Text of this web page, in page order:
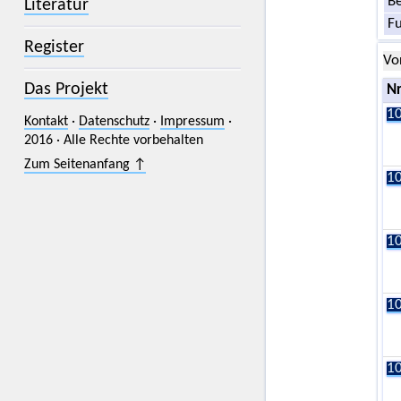
Literatur
Register
Das Projekt
Kontakt· Datenschutz· Impressum ·
2016 · Alle Rechte vorbehalten
Zum Seitenanfang ↑